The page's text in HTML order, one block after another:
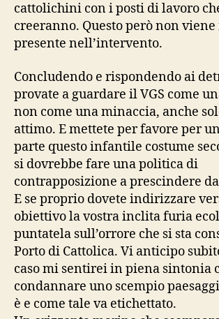
cattolichini con i posti di lavoro
creeranno. Questo però non
presente nell’intervento.
Concludendo e rispondendo ai
provate a guardare il VGS come
non come una minaccia, anche
attimo. E mettete per favore per
parte questo infantile costume
si dovrebbe fare una politica di
contrapposizione a prescindere
E se proprio dovete indirizzare
obiettivo la vostra inclita furia
puntatela sull’orrore che si sta
Porto di Cattolica. Vi anticipo
caso mi sentirei in piena sintonia
condannare uno scempio
è e come tale va etichettato.